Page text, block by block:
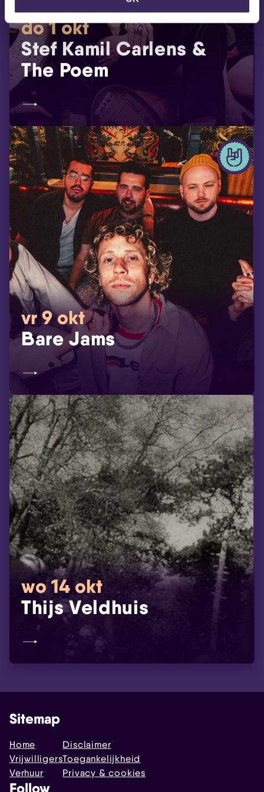
do 1 okt
Stef Kamil Carlens &
The Poem
vr 9 okt
Bare Jams
wo 14 okt
Thijs Veldhuis
Sitemap
Home
Vrijwilligers
Verhuur
Disclaimer
Toegankelijkheid
Privacy & cookies
Follow